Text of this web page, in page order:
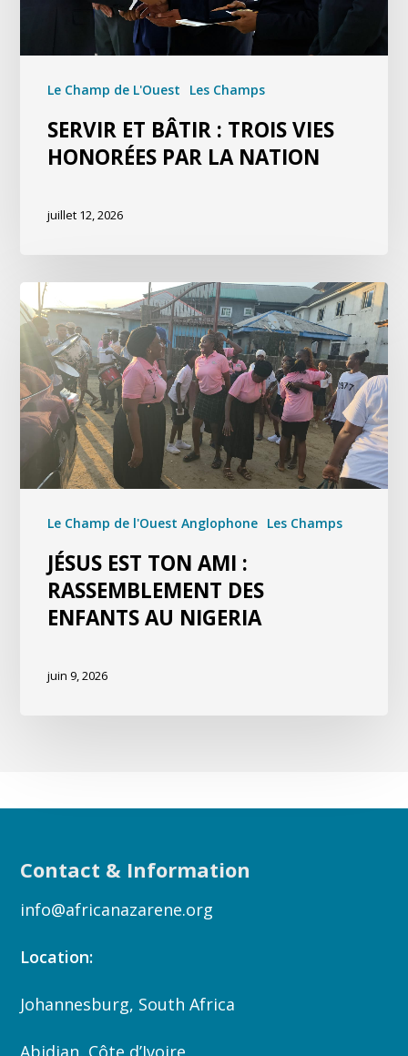
Le Champ de L'Ouest Les Champs
SERVIR ET BÂTIR : TROIS VIES
HONORÉES PAR LA NATION
juillet 12, 2026
Le Champ de l'Ouest Anglophone Les Champs
JÉSUS EST TON AMI :
RASSEMBLEMENT DES
ENFANTS AU NIGERIA
juin 9, 2026
Contact & Information
info@africanazarene.org
Location:
Johannesburg, South Africa
Abidjan, Côte d’Ivoire